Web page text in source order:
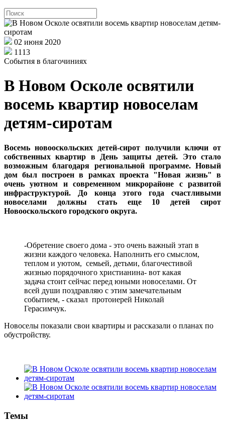
02 июня 2020
1113
События в благочиниях
В Новом Осколе освятили
восемь квартир новоселам
детям-сиротам
Восемь новооскольских детей-сирот получили ключи от
собственных квартир в День защиты детей. Это стало
возможным благодаря региональной программе. Новый
дом был построен в рамках проекта "Новая жизнь" в
очень уютном и современном микрорайоне с развитой
инфраструктурой. До конца этого года счастливыми
новоселами должны стать еще 10 детей сирот
Новооскольского городского округа.
-Обретение своего дома - это очень важный этап в
жизни каждого человека. Наполнить его смыслом,
теплом и уютом, семьей, детьми, благочестивой
жизнью порядочного христианина- вот какая
задача стоит сейчас перед юными новоселами. От
всей души поздравляю с этим замечательным
событием, - сказал протоиерей Николай
Герасимчук.
Новоселы показали свои квартиры и рассказали о планах по
обустройству.
Темы